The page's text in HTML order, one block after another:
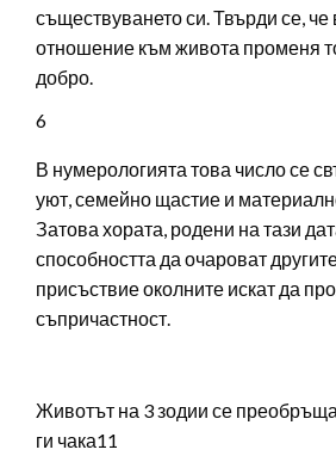
съществуването си. Твърди се,
отношение към живота променя
добро.
6
В нумерологията това число се
уют, семейно щастие и
Затова хората, родени на тази
способността да очароват
присъствие околните искат да
съпричастност.
Животът на 3 зодии се
ги чака11